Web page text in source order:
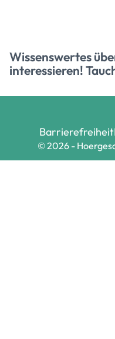
Wissenswertes
interessieren!
Barrierefreiheit
© 2026 -